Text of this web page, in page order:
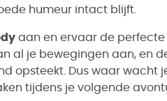
humeur intact blijft.
aan en ervaar de perfecte
al je bewegingen aan, en
opsteekt. Dus waar wacht
tijdens je volgende